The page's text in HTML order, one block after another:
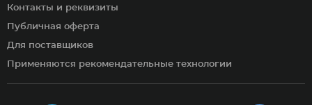
Контакты и реквизиты
Публичная оферта
Для поставщиков
Применяются рекомендательные технологии